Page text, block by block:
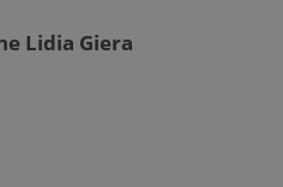
Lidia Giera